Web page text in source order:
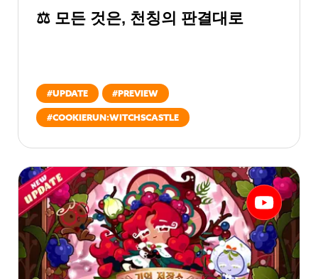
⚖️ 모든 것은, 천칭의 판결대로
#UPDATE #PREVIEW
#COOKIERUN:WITCHSCASTLE